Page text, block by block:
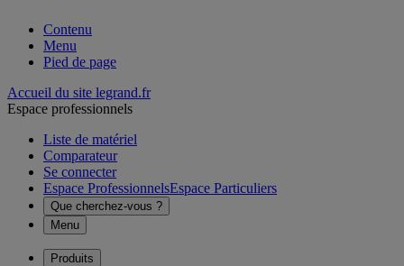
Contenu
Menu
Pied de page
Accueil du site legrand.fr
Espace professionnels
Liste de matériel
Comparateur
Se connecter
Espace ProfessionnelsEspace Particuliers
Que cherchez-vous ?
Menu
Produits